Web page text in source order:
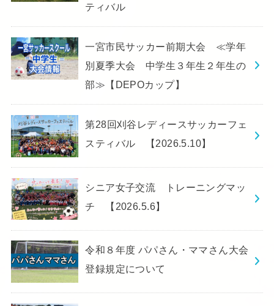
ティバル
一宮市民サッカー前期大会 ≪学年
別夏季大会 中学生３年生２年生の
部≫【DEPOカップ】
第28回刈谷レディースサッカーフェ
スティバル 【2026.5.10】
シニア女子交流 トレーニングマッ
チ 【2026.5.6】
令和８年度 パパさん・ママさん大会
登録規定について